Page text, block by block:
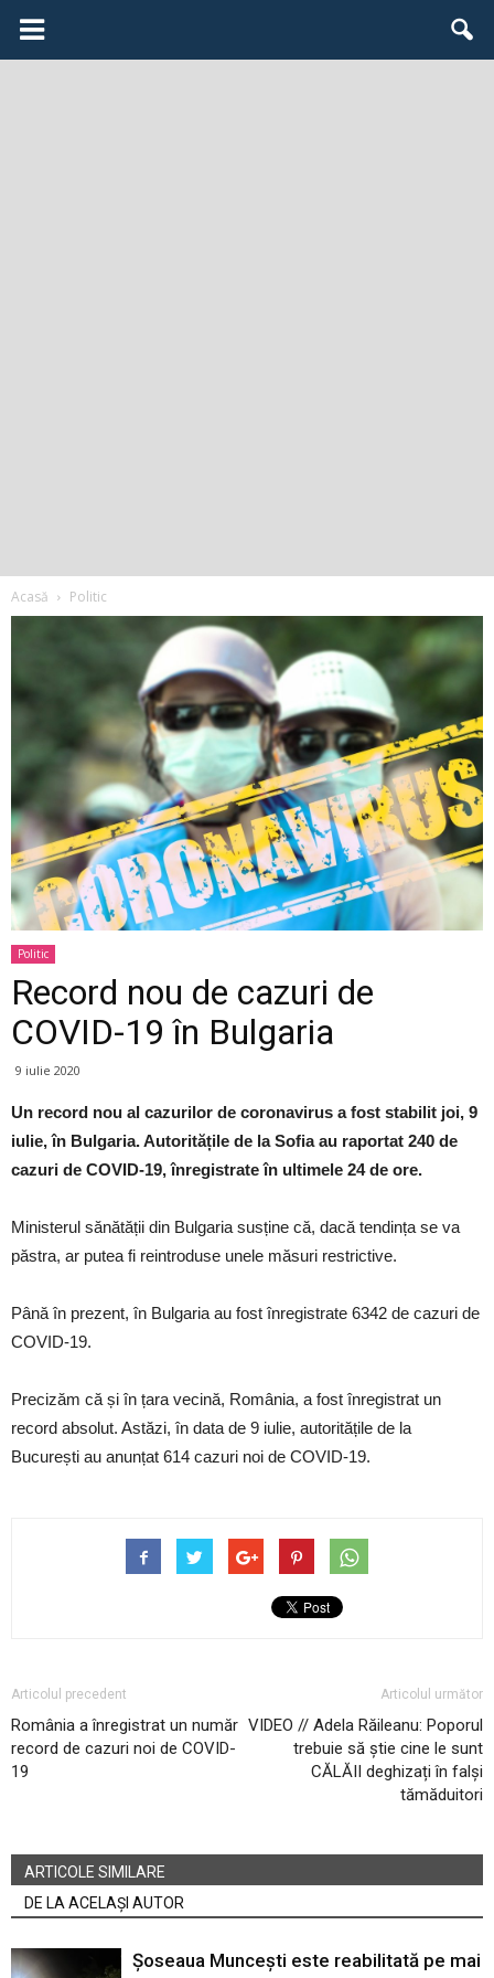
Acasă Politic
Politic
Record nou de cazuri de
COVID-19 în Bulgaria
9 iulie 2020
Un record nou al cazurilor de coronavirus a fost stabilit joi, 9
iulie, în Bulgaria. Autoritățile de la Sofia au raportat 240 de
cazuri de COVID-19, înregistrate în ultimele 24 de ore.
Ministerul sănătății din Bulgaria susține că, dacă tendința se va
păstra, ar putea fi reintroduse unele măsuri restrictive.
Până în prezent, în Bulgaria au fost înregistrate 6342 de cazuri de
COVID-19.
Precizăm că și în țara vecină, România, a fost înregistrat un
record absolut. Astăzi, în data de 9 iulie, autoritățile de la
București au anunțat 614 cazuri noi de COVID-19.
Articolul precedent
România a înregistrat un număr
record de cazuri noi de COVID-
19
Articolul următor
VIDEO // Adela Răileanu: Poporul
trebuie să știe cine le sunt
CĂLĂII deghizați în falși
tămăduitori
ARTICOLE SIMILARE
DE LA ACELAȘI AUTOR
Șoseaua Muncești este reabilitată pe mai